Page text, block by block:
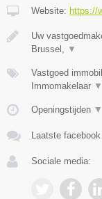
Website: https://
Uw
Brussel, ▼
Vastgoed
Immomakelaar ▼
Openingstijden ▼
Laatste
Sociale media: